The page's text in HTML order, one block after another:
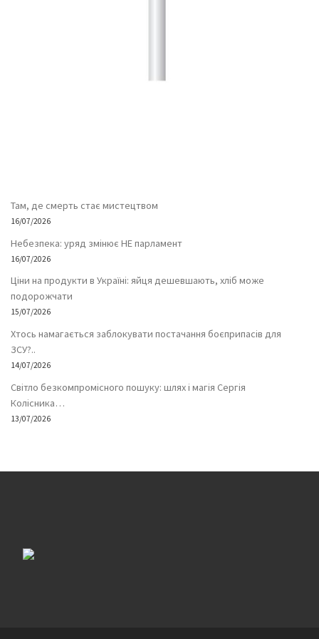
Там, де смерть стає мистецтвом
16/07/2026
Небезпека: уряд змінює НЕ парламент
16/07/2026
Ціни на продукти в Україні: яйця дешевшають, хліб може
подорожчати
15/07/2026
Хтось намагається заблокувати постачання боєприпасів для
ЗСУ?..
14/07/2026
Світло безкомпромісного пошуку: шлях і магія Сергія
Колісника…
13/07/2026